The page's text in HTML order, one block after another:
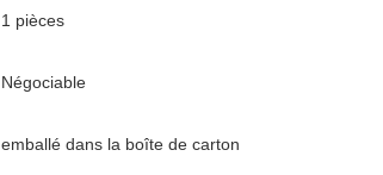
1 pièces
Négociable
emballé dans la boîte de carton